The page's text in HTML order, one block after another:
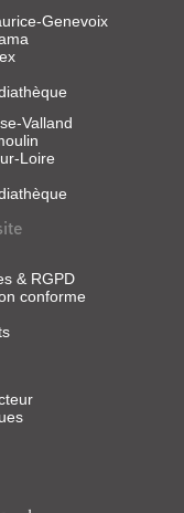
Genevoix
Valland
Loire
& RGPD
conforme